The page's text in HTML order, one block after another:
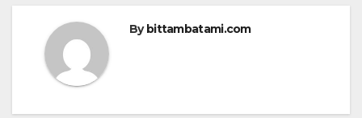
By bittambatami.com